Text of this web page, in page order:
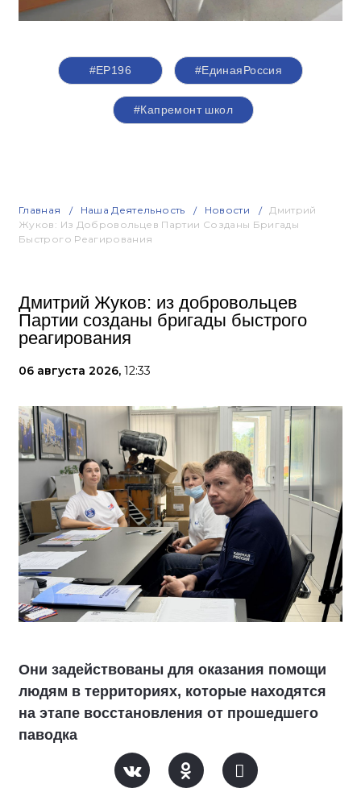
#ЕР196 #ЕдинаяРоссия
#Капремонт школ
Главная Наша Деятельность Новости
Дмитрий
Жуков: Из Добровольцев Партии Созданы Бригады
Быстрого Реагирования
Дмитрий Жуков: из добровольцев
Партии созданы бригады быстрого
реагирования
06 августа 2026, 12:33
Они задействованы для оказания помощи
людям в территориях, которые находятся
на этапе восстановления от прошедшего
паводка